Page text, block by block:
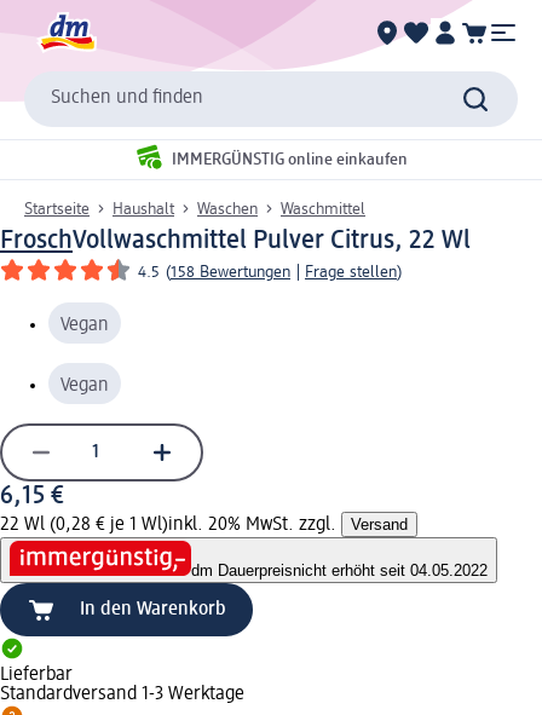
Suchen und finden
IMMERGÜNSTIG online einkaufen
Startseite Haushalt Waschen Waschmittel
FroschVollwaschmittel Pulver Citrus, 22 Wl
4.5 (158 Bewertungen Frage stellen)
Vegan
Vegan
6,15 €
22 Wl (0,28 € je 1 Wl)inkl. 20% MwSt. zzgl. Versand
dm Dauerpreisnicht erhöht seit 04.05.2022
In den Warenkorb
Lieferbar
Standardversand 1-3 Werktage